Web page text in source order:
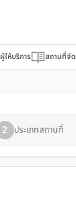
ผู้ให้บริการ สถานที่จั
2 ประเภทสถานที่